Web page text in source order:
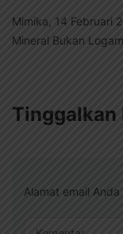
Mimika, 14 Februari
Mineral Bukan
Tinggalkan
Alamat email